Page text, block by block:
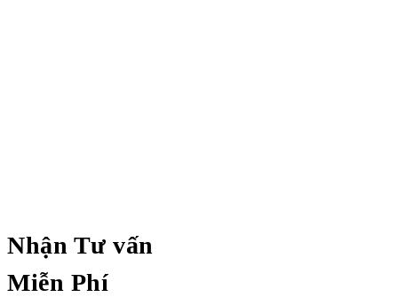
Nhận Tư vấn
Miễn Phí